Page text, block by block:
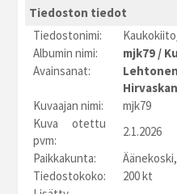
Tiedoston tiedot
Tiedostonimi:
Albumin nimi:
mjk79 /
Avainsanat:
Lehtonen
Kuvaajan nimi:
mjk79
Kuva otettu
pvm:
2.1.2026
Paikkakunta:
Tiedostokoko:
200 kt